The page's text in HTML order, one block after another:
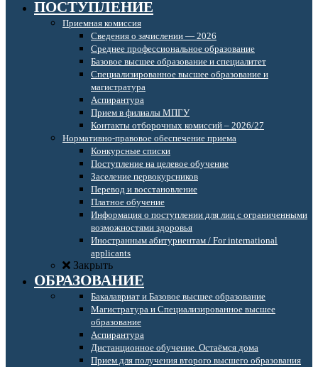
ПОСТУПЛЕНИЕ
Приемная комиссия
Сведения о зачислении — 2026
Среднее профессиональное образование
Базовое высшее образование и специалитет
Специализированное высшее образование и
магистратура
Аспирантура
Прием в филиалы МПГУ
Контакты отборочных комиссий – 2026/27
Нормативно-правовое обеспечение приема
Конкурсные списки
Поступление на целевое обучение
Заселение первокурсников
Перевод и восстановление
Платное обучение
Информация о поступлении для лиц с ограниченными
возможностями здоровья
Иностранным абитуриентам / For international
applicants
Закрыть
ОБРАЗОВАНИЕ
Бакалавриат и Базовое высшее образование
Магистратура и Специализированное высшее
образование
Аспирантура
Дистанционное обучение. Остаёмся дома
Прием для получения второго высшего образования